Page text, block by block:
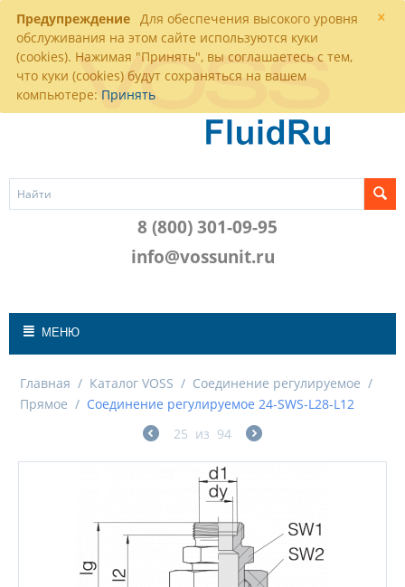
×
Предупреждение Для обеспечения высокого уровня
обслуживания на этом сайте используются куки
(cookies). Нажимая "Принять", вы соглашаетесь с тем,
что куки (cookies) будут сохраняться на вашем
компьютере: Принять
8 (800) 301-09-95
info@vossunit.ru
МЕНЮ
Главная / Каталог VOSS / Соединение регулируемое /
Прямое / Соединение регулируемое 24-SWS-L28-L12
25 из 94